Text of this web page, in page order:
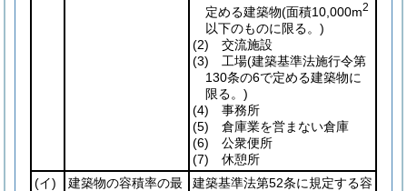
定める建築物(面積10,000m2
以下のものに限る。)
(2) 交流施設
(3) 工場(建築基準法施行令第
130条の6で定める建築物に
限る。)
(4) 事務所
(5) 倉庫業を営まない倉庫
(6) 公衆便所
(7) 休憩所
(イ)
建築物の容積率の最
建築基準法第52条に規定する容